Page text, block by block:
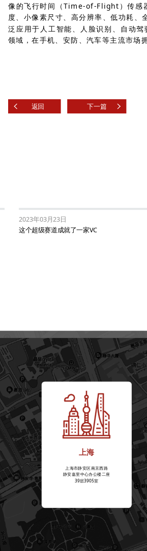
像的飞行时间（Time-of-Flight）传感
度、小像素尺寸、高分辨率、低功耗、
泛应用于人工智能、人脸识别、自动
领域，在手机、安防、汽车等主流市场
返回 下一篇
2023年03月23日
这个超级赛道成就了一家VC
上海
上海市静安区南京西路
静安嘉里中心办公楼二座
39层3905室